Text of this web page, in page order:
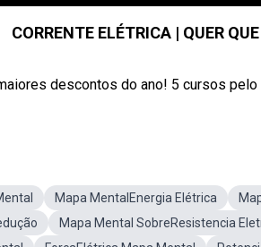
CORRENTE ELÉTRICA | QUER
descontos do ano! 5 cursos
Mapa MentalEnergia Elétrica
Mapa Mental SobreResistencia